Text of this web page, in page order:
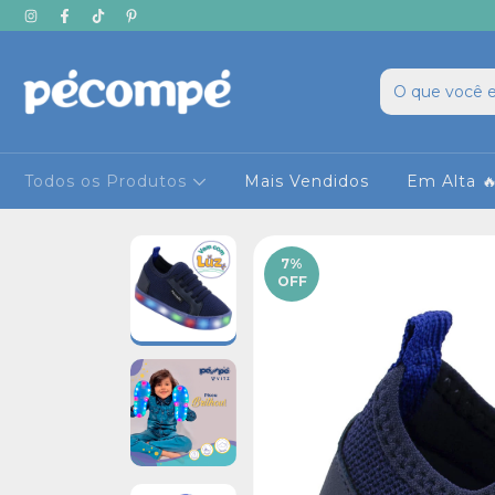
Todos os Produtos Mais Vendidos Em Alta
7%
OFF